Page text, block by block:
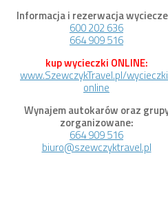
Informacja i rezerwacja
600 202 636
664 909 516
kup wycieczki ONLINE:
www.SzewczykTravel.pl/
online
Wynajem autokarów oraz
zorganizowane:
664 909 516
biuro@szewczyktravel.pl